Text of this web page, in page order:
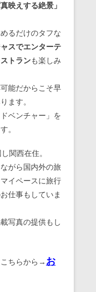
真映えする絶景」
るだけのタフな
スでエンターテ
トランも楽しみ
能だからこそ早
ます。
ベンチャー」を
。
関西在住。
がら国内外の旅
イペースに旅行
仕事もしていま
写真の提供もし
ちらから→ お